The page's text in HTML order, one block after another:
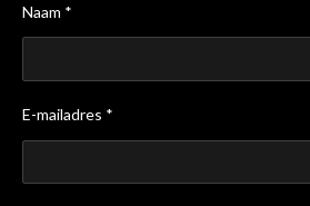
Naam *
E-mailadres *